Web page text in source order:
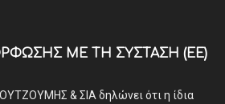
ΜΕ ΤΗ ΣΎΣΤΑΣΗ (ΕΕ)
& ΣΙΑ δηλώνει ότι η ίδια